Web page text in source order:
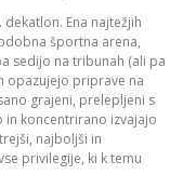
Ena najtežjih
športna arena,
sedijo na tribunah (ali pa
opazujejo priprave na
grajeni, prelepljeni s
in koncentrirano izvajajo
najboljši in
privilegije, ki k temu